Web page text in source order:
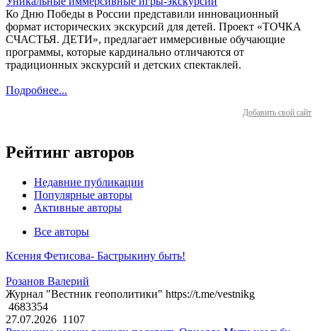
Ко Дню Победы в России представили инновационный
формат исторических экскурсий для детей. Проект «ТОЧКА
СЧАСТЬЯ. ДЕТИ», предлагает иммерсивные обучающие
программы, которые кардинально отличаются от
традиционных экскурсий и детских спектаклей.
Подробнее...
Добавить свой сайт
Рейтинг авторов
Недавние публикации
Популярные авторы
Активные авторы
Все авторы
Ксения Фетисова- Бастрыкину быть!
Розанов Валерий
Журнал "Вестник геополитики" https://t.me/vestnikg
4683354
27.07.2026 1107